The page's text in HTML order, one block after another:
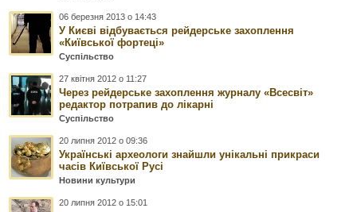
06 березня 2013 о 14:43
У Києві відбувається рейдерське захоплення
«Київської фортеці»
Суспільство
27 квітня 2012 о 11:27
Через рейдерське захоплення журналу «Всесвіт»
редактор потрапив до лікарні
Суспільство
20 липня 2012 о 09:36
Українські археологи знайшли унікальні прикраси
часів Київської Русі
Новини культури
20 липня 2012 о 15:01